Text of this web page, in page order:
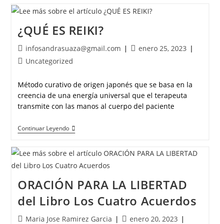
¿QUÉ ES REIKI?
infosandrasuaza@gmail.com
enero 25, 2023
Uncategorized
Método curativo de origen japonés que se basa en la
creencia de una energía universal que el terapeuta
transmite con las manos al cuerpo del paciente
Continuar Leyendo
ORACIÓN PARA LA LIBERTAD
del Libro Los Cuatro Acuerdos
Maria Jose Ramirez Garcia
enero 20, 2023